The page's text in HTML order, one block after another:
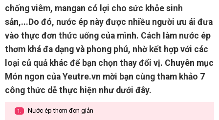
chống viêm, mangan có lợi cho sức khỏe sinh
sản,...Do đó, nước ép này được nhiều người ưu ái đưa
vào thực đơn thức uống của mình. Cách làm nước ép
thơm khá đa dạng và phong phú, nhờ kết hợp với các
loại củ quả khác để bạn chọn thay đổi vị. Chuyên mục
Món ngon của Yeutre.vn mời bạn cùng tham khảo 7
công thức dễ thực hiện như dưới đây.
1. Nước ép thơm đơn giản